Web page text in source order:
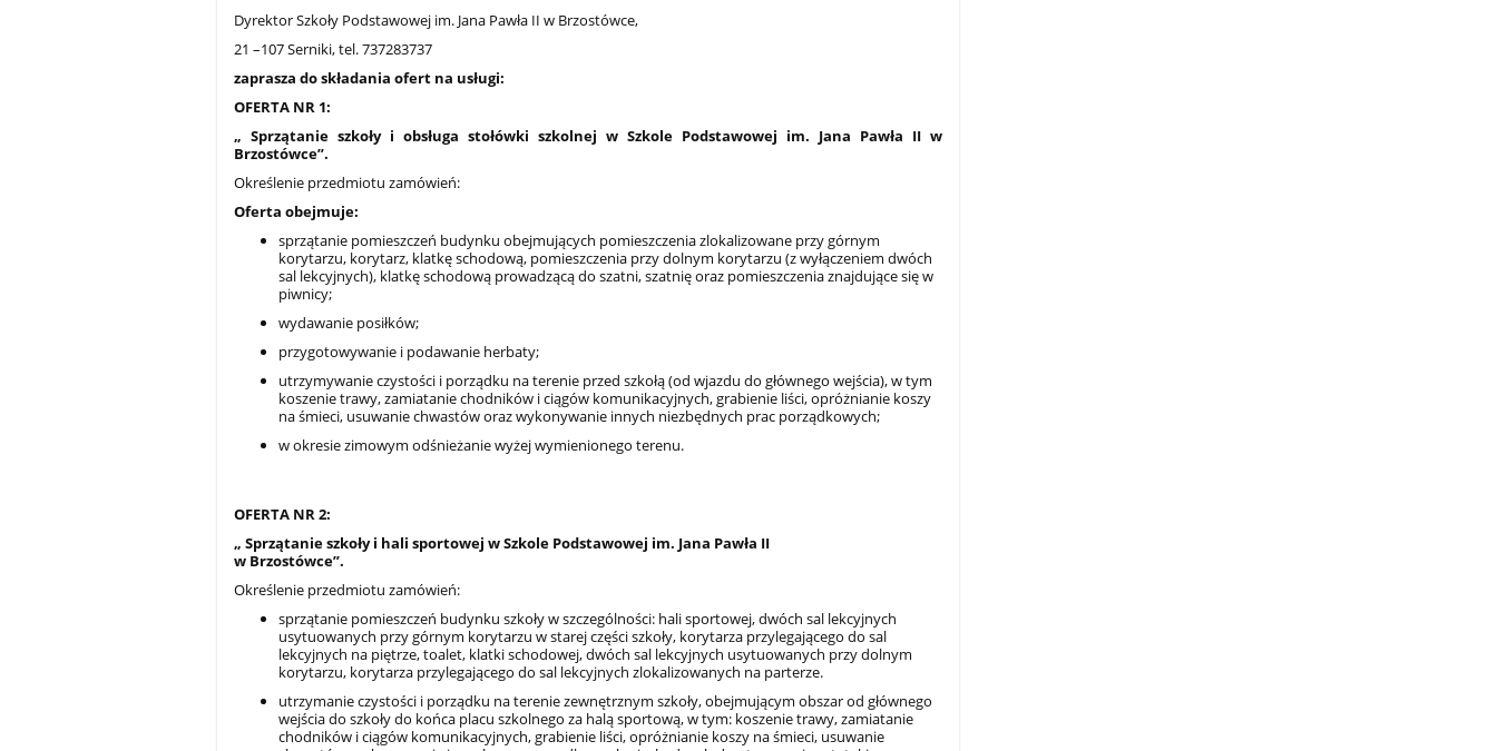
Dyrektor Szkoły Podstawowej im. Jana Pawła II w Brzostówce,
21 –107 Serniki, tel. 737283737
zaprasza do składania ofert na usługi:
OFERTA NR 1:
„ Sprzątanie szkoły i obsługa stołówki szkolnej w Szkole Podstawowej im. Jana Pawła II w
Brzostówce”.
Określenie przedmiotu zamówień:
Oferta obejmuje:
sprzątanie pomieszczeń budynku obejmujących pomieszczenia zlokalizowane przy górnym
korytarzu, korytarz, klatkę schodową, pomieszczenia przy dolnym korytarzu (z wyłączeniem dwóch
sal lekcyjnych), klatkę schodową prowadzącą do szatni, szatnię oraz pomieszczenia znajdujące się w
piwnicy;
wydawanie posiłków;
przygotowywanie i podawanie herbaty;
utrzymywanie czystości i porządku na terenie przed szkołą (od wjazdu do głównego wejścia), w tym
koszenie trawy, zamiatanie chodników i ciągów komunikacyjnych, grabienie liści, opróżnianie koszy
na śmieci, usuwanie chwastów oraz wykonywanie innych niezbędnych prac porządkowych;
w okresie zimowym odśnieżanie wyżej wymienionego terenu.
OFERTA NR 2:
„ Sprzątanie szkoły i hali sportowej w Szkole Podstawowej im. Jana Pawła II
w Brzostówce”.
Określenie przedmiotu zamówień:
sprzątanie pomieszczeń budynku szkoły w szczególności: hali sportowej, dwóch sal lekcyjnych
usytuowanych przy górnym korytarzu w starej części szkoły, korytarza przylegającego do sal
lekcyjnych na piętrze, toalet, klatki schodowej, dwóch sal lekcyjnych usytuowanych przy dolnym
korytarzu, korytarza przylegającego do sal lekcyjnych zlokalizowanych na parterze.
utrzymanie czystości i porządku na terenie zewnętrznym szkoły, obejmującym obszar od głównego
wejścia do szkoły do końca placu szkolnego za halą sportową, w tym: koszenie trawy, zamiatanie
chodników i ciągów komunikacyjnych, grabienie liści, opróżnianie koszy na śmieci, usuwanie